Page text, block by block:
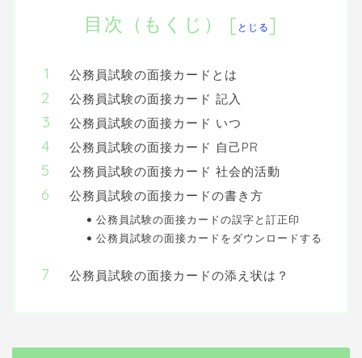
目次（もくじ） [ とじる]
公務員試験の面接カードとは
公務員試験の面接カード 記入
公務員試験の面接カード いつ
公務員試験の面接カード 自己PR
公務員試験の面接カード 社会的活動
公務員試験の面接カードの書き方
公務員試験の面接カードの誤字と訂正印
公務員試験の面接カードをダウンロードする
公務員試験の面接カードの添え状は？